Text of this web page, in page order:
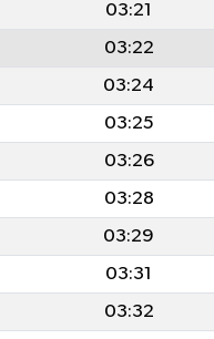
03:21
03:22
03:24
03:25
03:26
03:28
03:29
03:31
03:32